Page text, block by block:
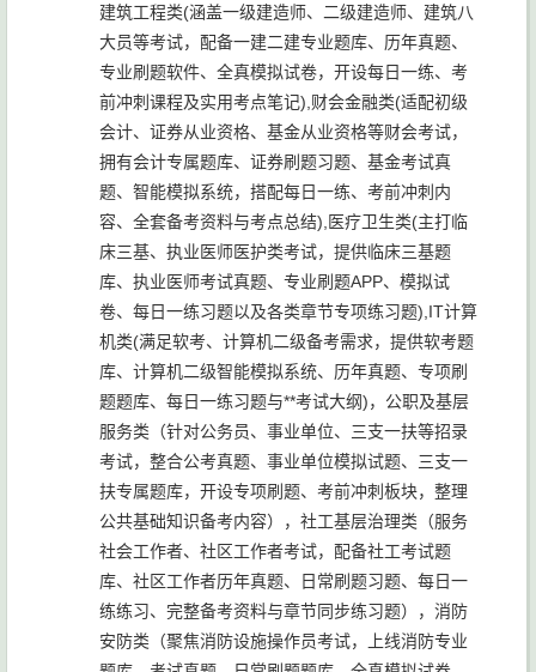
建筑工程类(涵盖一级建造师、二级建造师、建筑八
大员等考试，配备一建二建专业题库、历年真题、
专业刷题软件、全真模拟试卷，开设每日一练、考
前冲刺课程及实用考点笔记),财会金融类(适配初级
会计、证券从业资格、基金从业资格等财会考试，
拥有会计专属题库、证券刷题习题、基金考试真
题、智能模拟系统，搭配每日一练、考前冲刺内
容、全套备考资料与考点总结),医疗卫生类(主打临
床三基、执业医师医护类考试，提供临床三基题
库、执业医师考试真题、专业刷题APP、模拟试
卷、每日一练习题以及各类章节专项练习题),IT计算
机类(满足软考、计算机二级备考需求，提供软考题
库、计算机二级智能模拟系统、历年真题、专项刷
题题库、每日一练习题与**考试大纲)，公职及基层
服务类（针对公务员、事业单位、三支一扶等招录
考试，整合公考真题、事业单位模拟试题、三支一
扶专属题库，开设专项刷题、考前冲刺板块，整理
公共基础知识备考内容），社工基层治理类（服务
社会工作者、社区工作者考试，配备社工考试题
库、社区工作者历年真题、日常刷题习题、每日一
练练习、完整备考资料与章节同步练习题），消防
安防类（聚焦消防设施操作员考试，上线消防专业